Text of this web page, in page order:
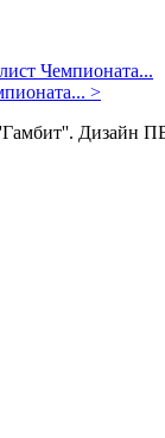
Чемпионата...
>
Дизайн